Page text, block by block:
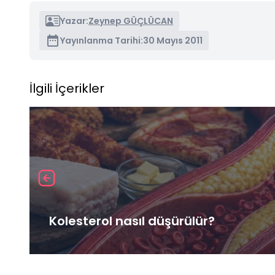
Yazar:Zeynep GÜÇLÜCAN
Yayınlanma Tarihi:30 Mayıs 2011
İlgili İçerikler
Kolesterol nasıl düşürülür?